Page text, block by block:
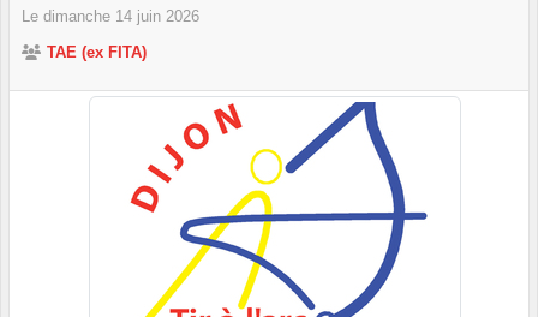
Le dimanche 14 juin 2026
TAE (ex FITA)